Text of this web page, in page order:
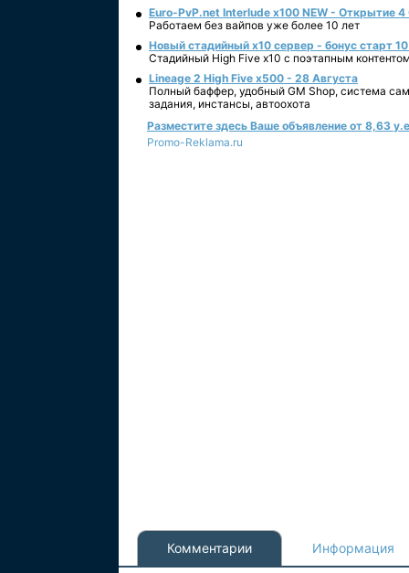
Euro-PvP.net Interlude х100 NEW - Открытие 4
Работаем без вайпов уже более 10 лет
Новый стадийный х10 сервер - бонус старт
Стадийный High Five x10 с поэтапным
Lineage 2 High Five x500 - 28 Августа
Полный баффер, удобный GM Shop, система
задания, инстансы, автоохота
Разместите здесь Ваше объявление от 8,63
Promo-Reklama.ru
Комментарии Информация